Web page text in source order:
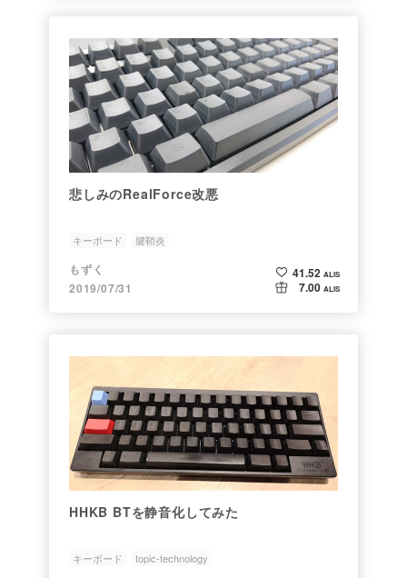
悲しみのRealForce改悪
キーボード 腱鞘炎
もずく
2019/07/31
41.52 ALIS
7.00 ALIS
HHKB BTを静音化してみた
キーボード topic-technology